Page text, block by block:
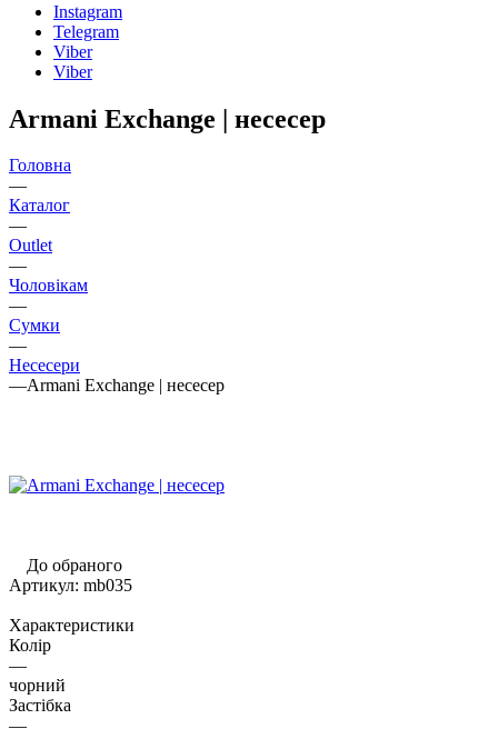
Instagram
Telegram
Viber
Viber
Armani Exchange | несесер
Головна
—
Каталог
—
Outlet
—
Чоловікам
—
Сумки
—
Несесери
—Armani Exchange | несесер
До обраного
Артикул: mb035
Характеристики
Колір
—
чорний
Застібка